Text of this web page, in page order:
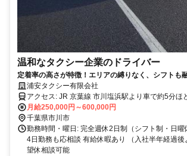
温和なタクシー企業のドライバー
定着率の高さが特徴！エリアの縛りなく、シフトも
分のペースで長く安心して働けます！
浦安タクシー有限会社
アクセス: JR 京葉線 市川塩浜駅より車で約5分ほど (徒歩ですと14分
ほど)
月給250,000円～600,000円
千葉県市川市
勤務時間・曜日: 完全週休2日制（シフト制・日
4日勤務も応相談 有給休暇あり （入社半年経過
望休相談可能